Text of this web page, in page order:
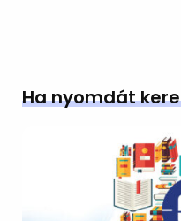
Ha nyomdát